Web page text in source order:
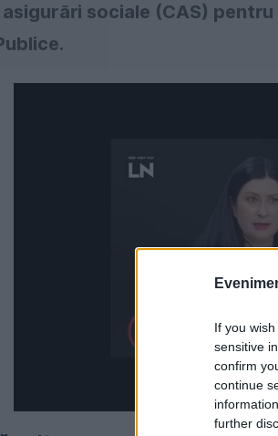
If you
sensitive
confirm
continue
further
asigurări sociale (CAS)